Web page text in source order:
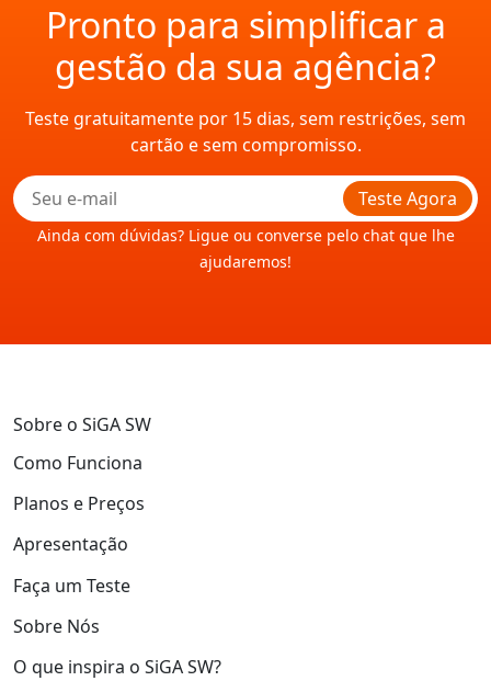
Pronto para simplificar a
gestão da sua agência?
Teste gratuitamente por 15 dias, sem restrições, sem
cartão e sem compromisso.
Teste Agora
Ainda com dúvidas? Ligue ou converse pelo chat que lhe
ajudaremos!
Sobre o SiGA SW
Como Funciona
Planos e Preços
Apresentação
Faça um Teste
Sobre Nós
O que inspira o SiGA SW?